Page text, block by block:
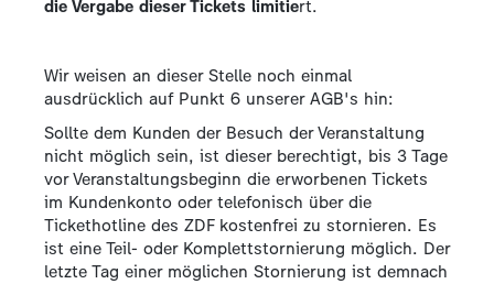
die Vergabe dieser Tickets limitiert.
Wir weisen an dieser Stelle noch einmal
ausdrücklich auf Punkt 6 unserer AGB's hin:
Sollte dem Kunden der Besuch der Veranstaltung
nicht möglich sein, ist dieser berechtigt, bis 3 Tage
vor Veranstaltungsbeginn die erworbenen Tickets
im Kundenkonto oder telefonisch über die
Tickethotline des ZDF kostenfrei zu stornieren. Es
ist eine Teil- oder Komplettstornierung möglich. Der
letzte Tag einer möglichen Stornierung ist demnach